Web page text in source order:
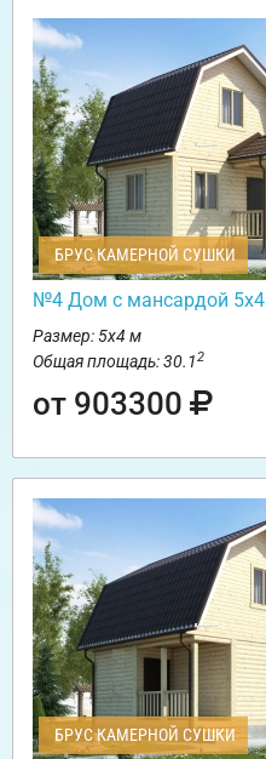
БРУС КАМЕРНОЙ СУШКИ
№4 Дом с мансардой 5х4
Размер: 5х4 м
Общая площадь: 30.12
от 903300
БРУС КАМЕРНОЙ СУШКИ